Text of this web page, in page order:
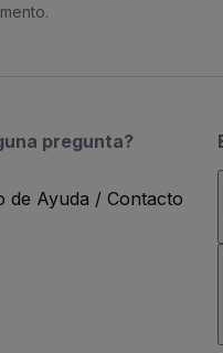
pregunta?
de Ayuda / Contacto